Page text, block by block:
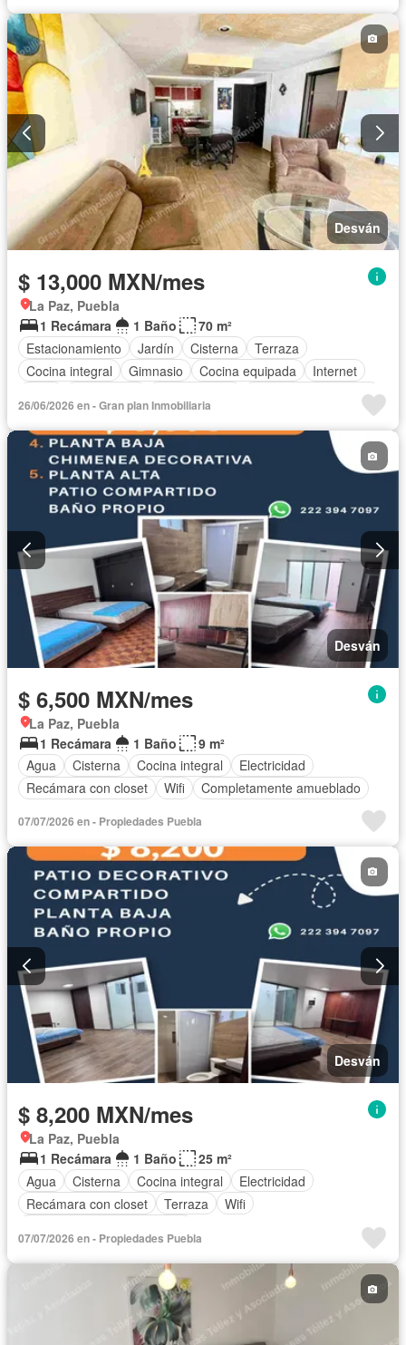
Desván
$ 13,000 MXN/mes
La Paz, Puebla
1 Recámara
1 Baño
70 m²
Estacionamiento
Jardín Cisterna
Terraza
Cocina integral
Gimnasio Cocina equipada
Internet
Recámara con closet
Conserje
Completamente amueblado
26/06/2026 en - Gran plan Inmobiliaria
Desván
$ 6,500 MXN/mes
La Paz, Puebla
1 Recámara
1 Baño
9 m²
Agua
Cisterna Cocina integral
Electricidad
Recámara con closet
Wifi Completamente amueblado
07/07/2026 en - Propiedades Puebla
Desván
$ 8,200 MXN/mes
La Paz, Puebla
1 Recámara
1 Baño
25 m²
Agua
Cisterna Cocina integral
Electricidad
Recámara con closet
Terraza
Wifi
07/07/2026 en - Propiedades Puebla